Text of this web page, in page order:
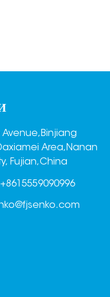
Avenue,Binjiang
Area,Nanan
Fujian,China
+8615559090996